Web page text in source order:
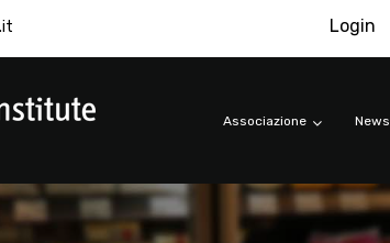
Login
Associazione News